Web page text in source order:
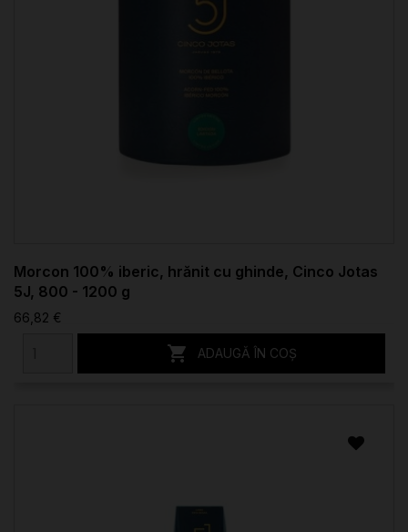
Morcon 100% iberic, hrănit cu ghinde, Cinco Jotas
5J, 800 - 1200 g
66,82 €
 ADAUGĂ ÎN COȘ